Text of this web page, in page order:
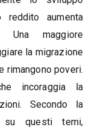
aumenta
Una maggiore
la migrazione
rimangono poveri.
incoraggia la
Secondo la
su questi temi,